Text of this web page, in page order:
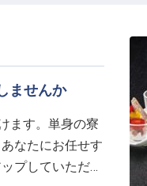
ませんか
ます。単身の寮
なたにお任せす
プしていただけ